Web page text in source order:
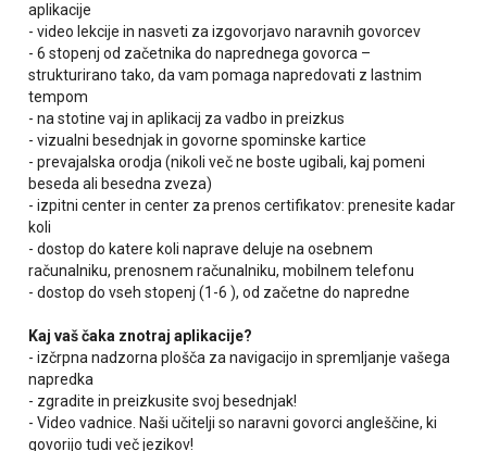
aplikacije
- video lekcije in nasveti za izgovorjavo naravnih govorcev
- 6 stopenj od začetnika do naprednega govorca –
strukturirano tako, da vam pomaga napredovati z lastnim
tempom
- na stotine vaj in aplikacij za vadbo in preizkus
- vizualni besednjak in govorne spominske kartice
- prevajalska orodja (nikoli več ne boste ugibali, kaj pomeni
beseda ali besedna zveza)
- izpitni center in center za prenos certifikatov: prenesite kadar
koli
- dostop do katere koli naprave deluje na osebnem
računalniku, prenosnem računalniku, mobilnem telefonu
- dostop do vseh stopenj (1-6 ), od začetne do napredne
Kaj vaš čaka znotraj aplikacije?
- izčrpna nadzorna plošča za navigacijo in spremljanje vašega
napredka
- zgradite in preizkusite svoj besednjak!
- Video vadnice. Naši učitelji so naravni govorci angleščine, ki
govorijo tudi več jezikov!